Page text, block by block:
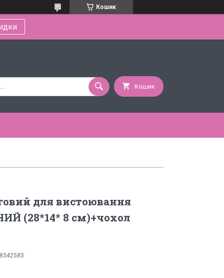
Кошик
Кошик
для вистоювання
(28*14* 8 см)+чохол